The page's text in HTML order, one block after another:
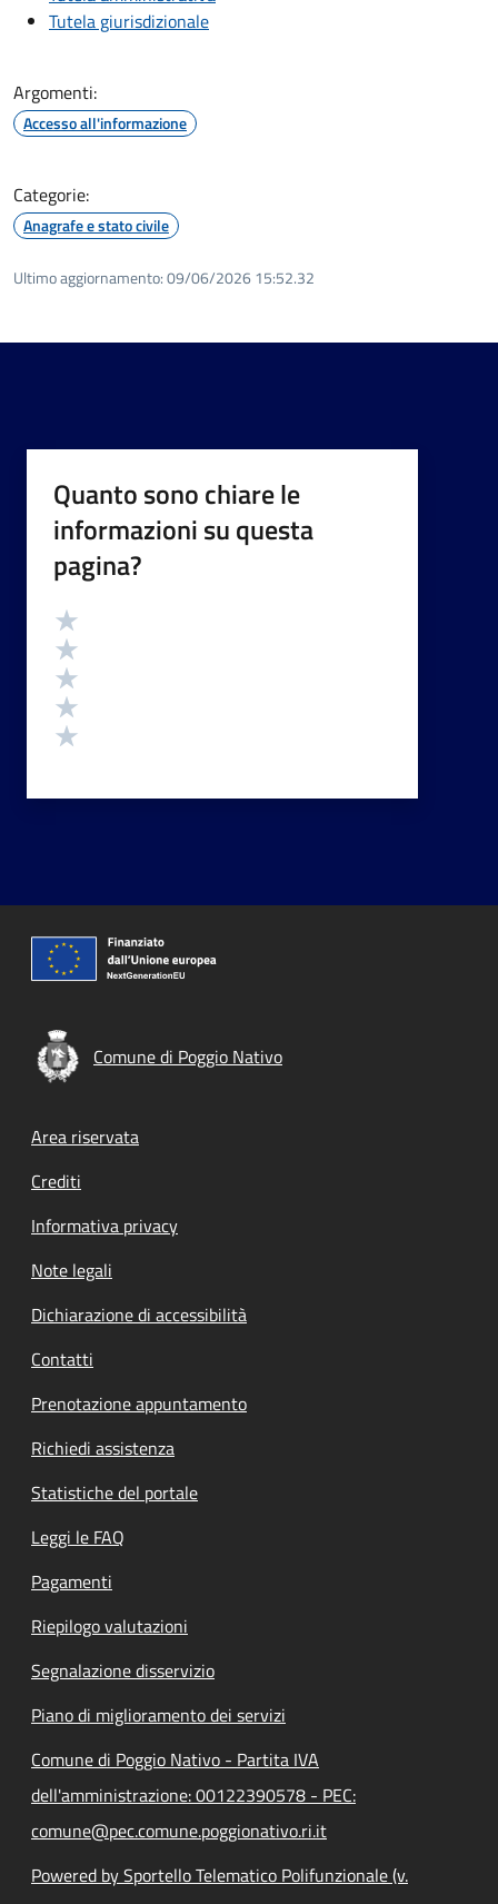
Tutela giurisdizionale
Argomenti:
Accesso all'informazione
Categorie:
Anagrafe e stato civile
Ultimo aggiornamento:09/06/2026 15:52.32
Quanto sono chiare le
informazioni su questa
pagina?
Valutazione
Comune di Poggio Nativo
Footer menu
Area riservata
Crediti
Informativa privacy
Note legali
Dichiarazione di accessibilità
Contatti
Prenotazione appuntamento
Richiedi assistenza
Statistiche del portale
Leggi le FAQ
Pagamenti
Riepilogo valutazioni
Segnalazione disservizio
Piano di miglioramento dei servizi
Comune di Poggio Nativo - Partita IVA
dell'amministrazione: 00122390578 - PEC:
comune@pec.comune.poggionativo.ri.it
Powered by Sportello Telematico Polifunzionale (v.